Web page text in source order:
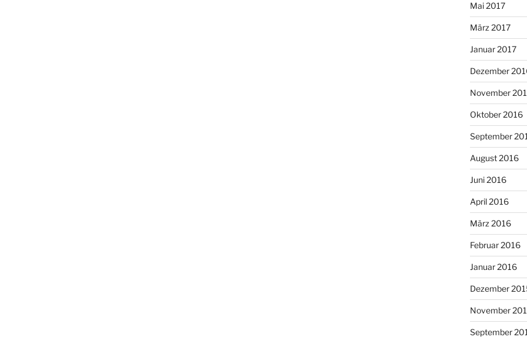
Mai 2017
März 2017
Januar 2017
Dezember
November
Oktober 2016
September
August 2016
Juni 2016
April 2016
März 2016
Februar 2016
Januar 2016
Dezember
November
September